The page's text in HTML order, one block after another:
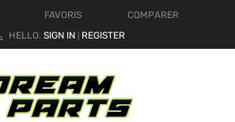
FAVORIS
COMPARER
HELLO. SIGN IN REGISTER